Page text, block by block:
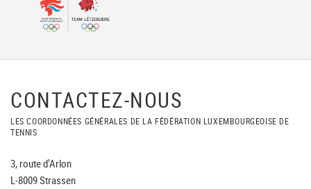
CONTACTEZ-NOUS
LES COORDONNÉES GÉNÉRALES DE LA FÉDÉRATION LUXEMBOURGEOISE DE
TENNIS
3, route d'Arlon
L-8009 Strassen